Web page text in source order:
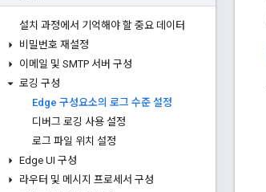
설치 과정에서 기억해야 할 중요 데이터
비밀번호 재설정
이메일 및 SMTP 서버 구성
로깅 구성
Edge 구성요소의 로그 수준 설정
디버그 로깅 사용 설정
로그 파일 위치 설정
Edge UI 구성
라우터 및 메시지 프로세서 구성